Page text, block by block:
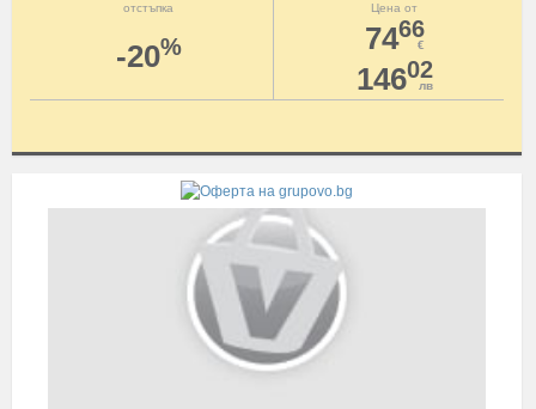
Цена от
7466
€
14602
лв
отстъпка
-20%